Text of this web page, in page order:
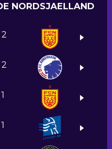
NORDSJAELLAND
2
2
1
1